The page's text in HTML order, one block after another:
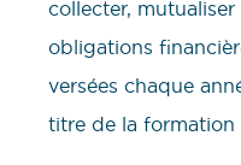
collecter,
obligations
versées chaque
titre de la formation